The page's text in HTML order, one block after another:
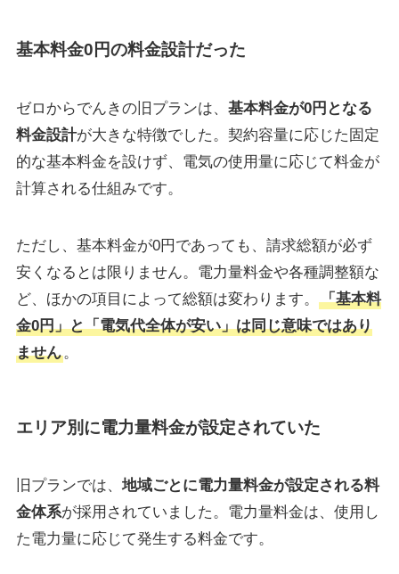
基本料金0円の料金設計だった
ゼロからでんきの旧プランは、 基本料金が0円となる
料金設計が大きな特徴でした。契約容量に応じた固定
的な基本料金を設けず、電気の使用量に応じて料金が
計算される仕組みです。
ただし、基本料金が0円であっても、請求総額が必ず
安くなるとは限りません。電力量料金や各種調整額な
ど、ほかの項目によって総額は変わります。
「基本料
金0円」と「電気代全体が安い」は同じ意味ではあり
ません。
エリア別に電力量料金が設定されていた
旧プランでは、 地域ごとに電力量料金が設定される料
金体系が採用されていました。電力量料金は、使用し
た電力量に応じて発生する料金です。